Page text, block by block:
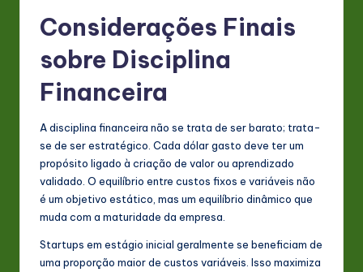
Considerações Finais
sobre Disciplina
Financeira
A disciplina financeira não se trata de ser barato; trata-
se de ser estratégico. Cada dólar gasto deve ter um
propósito ligado à criação de valor ou aprendizado
validado. O equilíbrio entre custos fixos e variáveis não
é um objetivo estático, mas um equilíbrio dinâmico que
muda com a maturidade da empresa.
Startups em estágio inicial geralmente se beneficiam de
uma proporção maior de custos variáveis. Isso maximiza